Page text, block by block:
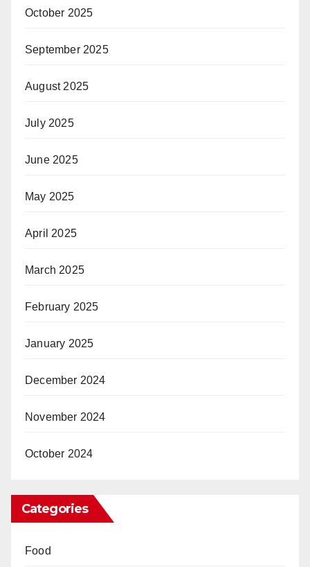
October 2025
September 2025
August 2025
July 2025
June 2025
May 2025
April 2025
March 2025
February 2025
January 2025
December 2024
November 2024
October 2024
Categories
Food